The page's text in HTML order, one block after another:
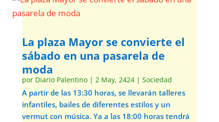
La plaza Mayor se convierte el
sábado en una pasarela de
moda
por Diario Palentino| 2 May, 2424| Sociedad
A partir de las 13:30 horas, se llevarán talleres
infantiles, bailes de diferentes estilos y un
vermut con música. Ya a las 18:00 horas tendrá